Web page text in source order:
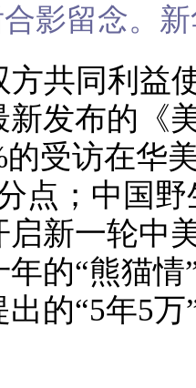
影留念。
方共同利益
新发布的《
的受访在华
点；中国
新一轮中
的“熊猫
的“5年5